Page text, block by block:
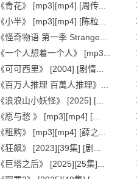
《青花》 [mp3][mp4] [周传...
《小半》 [mp3][mp4] [陈粒...
《怪奇物语 第一季 Strange...
《一个人想着一个人》 [mp3...
《可可西里》 [2004] [剧情...
《百万人推理 百萬人推理》...
《浪浪山小妖怪》 [2025] [...
《愿与愁 》 [mp3][mp4] [...
《租购》 [mp3][mp4] [薛之...
《狂飙》 [2023][39集] [剧...
《巨塔之后》 [2025][25集]...